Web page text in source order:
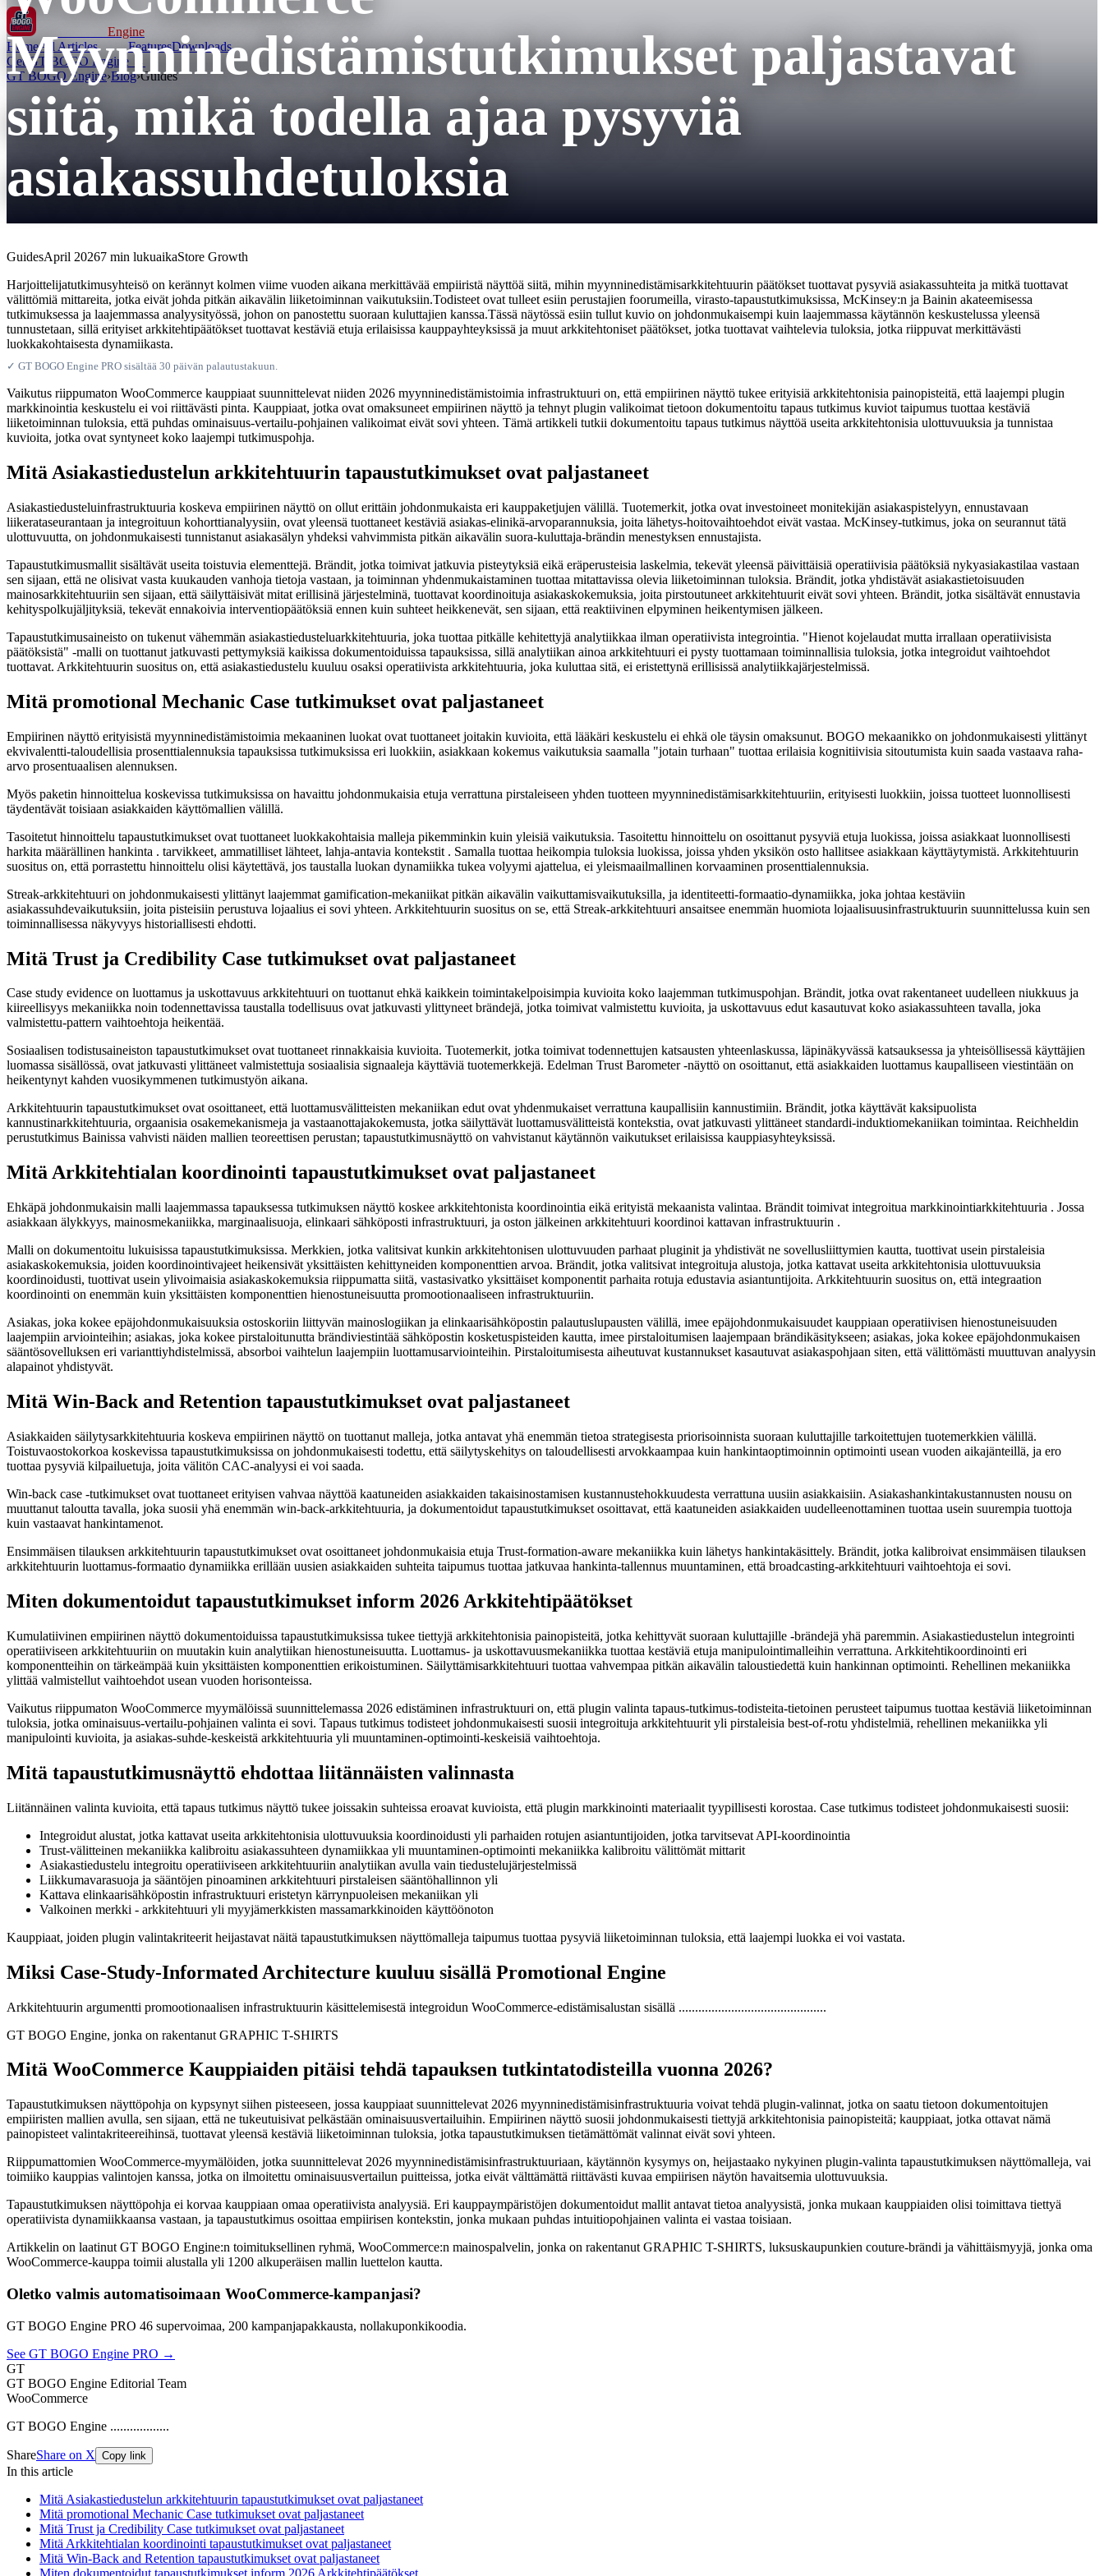
Engine
HomeAll Articles FeaturesDownloads
Get GT BOGO Engine →
GT BOGO Engine›Blog›Guides
Myynninedistämistutkimukset paljastavat
siitä, mikä todella ajaa pysyviä
asiakassuhdetuloksia
GuidesApril 20267 min lukuaikaStore Growth
Harjoittelijatutkimusyhteisö on kerännyt kolmen viime vuoden aikana merkittävää empiiristä näyttöä siitä, mihin myynninedistämisarkkitehtuurin päätökset tuottavat pysyviä asiakassuhteita ja mitkä tuottavat
välittömiä mittareita, jotka eivät johda pitkän aikavälin liiketoiminnan vaikutuksiin.Todisteet ovat tulleet esiin perustajien foorumeilla, virasto-tapaustutkimuksissa, McKinsey:n ja Bainin akateemisessa
tutkimuksessa ja laajemmassa analyysityössä, johon on panostettu suoraan kuluttajien kanssa.Tässä näytössä esiin tullut kuvio on johdonmukaisempi kuin laajemmassa käytännön keskustelussa yleensä
tunnustetaan, sillä erityiset arkkitehtipäätökset tuottavat kestäviä etuja erilaisissa kauppayhteyksissä ja muut arkkitehtoniset päätökset, jotka tuottavat vaihtelevia tuloksia, jotka riippuvat merkittävästi
luokkakohtaisesta dynamiikasta.
✓ GT BOGO Engine PRO sisältää 30 päivän palautustakuun.
Vaikutus riippumaton WooCommerce kauppiaat suunnittelevat niiden 2026 myynninedistämistoimia infrastruktuuri on, että empiirinen näyttö tukee erityisiä arkkitehtonisia painopisteitä, että laajempi plugin
markkinointia keskustelu ei voi riittävästi pinta. Kauppiaat, jotka ovat omaksuneet empiirinen näyttö ja tehnyt plugin valikoimat tietoon dokumentoitu tapaus tutkimus kuviot taipumus tuottaa kestäviä
liiketoiminnan tuloksia, että puhdas ominaisuus-vertailu-pohjainen valikoimat eivät sovi yhteen. Tämä artikkeli tutkii dokumentoitu tapaus tutkimus näyttöä useita arkkitehtonisia ulottuvuuksia ja tunnistaa
kuvioita, jotka ovat syntyneet koko laajempi tutkimuspohja.
Mitä Asiakastiedustelun arkkitehtuurin tapaustutkimukset ovat paljastaneet
Asiakastiedusteluinfrastruktuuria koskeva empiirinen näyttö on ollut erittäin johdonmukaista eri kauppaketjujen välillä. Tuotemerkit, jotka ovat investoineet monitekijän asiakaspistelyyn, ennustavaan
liikerataseurantaan ja integroituun kohorttianalyysiin, ovat yleensä tuottaneet kestäviä asiakas-elinikä-arvoparannuksia, joita lähetys-hoitovaihtoehdot eivät vastaa. McKinsey-tutkimus, joka on seurannut tätä
ulottuvuutta, on johdonmukaisesti tunnistanut asiakasälyn yhdeksi vahvimmista pitkän aikavälin suora-kuluttaja-brändin menestyksen ennustajista.
Tapaustutkimusmallit sisältävät useita toistuvia elementtejä. Brändit, jotka toimivat jatkuvia pisteytyksiä eikä eräperusteisia laskelmia, tekevät yleensä päivittäisiä operatiivisia päätöksiä nykyasiakastilaa vastaan
sen sijaan, että ne olisivat vasta kuukauden vanhoja tietoja vastaan, ja toiminnan yhdenmukaistaminen tuottaa mitattavissa olevia liiketoiminnan tuloksia. Brändit, jotka yhdistävät asiakastietoisuuden
mainosarkkitehtuuriin sen sijaan, että säilyttäisivät mitat erillisinä järjestelminä, tuottavat koordinoituja asiakaskokemuksia, joita pirstoutuneet arkkitehtuurit eivät sovi yhteen. Brändit, jotka sisältävät ennustavia
kehityspolkujäljityksiä, tekevät ennakoivia interventiopäätöksiä ennen kuin suhteet heikkenevät, sen sijaan, että reaktiivinen elpyminen heikentymisen jälkeen.
Tapaustutkimusaineisto on tukenut vähemmän asiakastiedusteluarkkitehtuuria, joka tuottaa pitkälle kehitettyjä analytiikkaa ilman operatiivista integrointia. "Hienot kojelaudat mutta irrallaan operatiivisista
päätöksistä" -malli on tuottanut jatkuvasti pettymyksiä kaikissa dokumentoiduissa tapauksissa, sillä analytiikan ainoa arkkitehtuuri ei pysty tuottamaan toiminnallisia tuloksia, jotka integroidut vaihtoehdot
tuottavat. Arkkitehtuurin suositus on, että asiakastiedustelu kuuluu osaksi operatiivista arkkitehtuuria, joka kuluttaa sitä, ei eristettynä erillisissä analytiikkajärjestelmissä.
Mitä promotional Mechanic Case tutkimukset ovat paljastaneet
Empiirinen näyttö erityisistä myynninedistämistoimia mekaaninen luokat ovat tuottaneet joitakin kuvioita, että lääkäri keskustelu ei ehkä ole täysin omaksunut. BOGO mekaanikko on johdonmukaisesti ylittänyt
ekvivalentti-taloudellisia prosenttialennuksia tapauksissa tutkimuksissa eri luokkiin, asiakkaan kokemus vaikutuksia saamalla "jotain turhaan" tuottaa erilaisia kognitiivisia sitoutumista kuin saada vastaava raha-
arvo prosentuaalisen alennuksen.
Myös paketin hinnoittelua koskevissa tutkimuksissa on havaittu johdonmukaisia etuja verrattuna pirstaleiseen yhden tuotteen myynninedistämisarkkitehtuuriin, erityisesti luokkiin, joissa tuotteet luonnollisesti
täydentävät toisiaan asiakkaiden käyttömallien välillä.
Tasoitetut hinnoittelu tapaustutkimukset ovat tuottaneet luokkakohtaisia malleja pikemminkin kuin yleisiä vaikutuksia. Tasoitettu hinnoittelu on osoittanut pysyviä etuja luokissa, joissa asiakkaat luonnollisesti
harkita määrällinen hankinta . tarvikkeet, ammatilliset lähteet, lahja-antavia kontekstit . Samalla tuottaa heikompia tuloksia luokissa, joissa yhden yksikön osto hallitsee asiakkaan käyttäytymistä. Arkkitehtuurin
suositus on, että porrastettu hinnoittelu olisi käytettävä, jos taustalla luokan dynamiikka tukea volyymi ajattelua, ei yleismaailmallinen korvaaminen prosenttialennuksia.
Streak-arkkitehtuuri on johdonmukaisesti ylittänyt laajemmat gamification-mekaniikat pitkän aikavälin vaikuttamisvaikutuksilla, ja identiteetti-formaatio-dynamiikka, joka johtaa kestäviin
asiakassuhdevaikutuksiin, joita pisteisiin perustuva lojaalius ei sovi yhteen. Arkkitehtuurin suositus on se, että Streak-arkkitehtuuri ansaitsee enemmän huomiota lojaalisuusinfrastruktuurin suunnittelussa kuin sen
toiminnallisessa näkyvyys historiallisesti ehdotti.
Mitä Trust ja Credibility Case tutkimukset ovat paljastaneet
Case study evidence on luottamus ja uskottavuus arkkitehtuuri on tuottanut ehkä kaikkein toimintakelpoisimpia kuvioita koko laajemman tutkimuspohjan. Brändit, jotka ovat rakentaneet uudelleen niukkuus ja
kiireellisyys mekaniikka noin todennettavissa taustalla todellisuus ovat jatkuvasti ylittyneet brändejä, jotka toimivat valmistettu kuvioita, ja uskottavuus edut kasautuvat koko asiakassuhteen tavalla, joka
valmistettu-pattern vaihtoehtoja heikentää.
Sosiaalisen todistusaineiston tapaustutkimukset ovat tuottaneet rinnakkaisia kuvioita. Tuotemerkit, jotka toimivat todennettujen katsausten yhteenlaskussa, läpinäkyvässä katsauksessa ja yhteisöllisessä käyttäjien
luomassa sisällössä, ovat jatkuvasti ylittäneet valmistettuja sosiaalisia signaaleja käyttäviä tuotemerkkejä. Edelman Trust Barometer -näyttö on osoittanut, että asiakkaiden luottamus kaupalliseen viestintään on
heikentynyt kahden vuosikymmenen tutkimustyön aikana.
Arkkitehtuurin tapaustutkimukset ovat osoittaneet, että luottamusvälitteisten mekaniikan edut ovat yhdenmukaiset verrattuna kaupallisiin kannustimiin. Brändit, jotka käyttävät kaksipuolista
kannustinarkkitehtuuria, orgaanisia osakemekanismeja ja vastaanottajakokemusta, jotka säilyttävät luottamusvälitteistä kontekstia, ovat jatkuvasti ylittäneet standardi-induktiomekaniikan toimintaa. Reichheldin
perustutkimus Bainissa vahvisti näiden mallien teoreettisen perustan; tapaustutkimusnäyttö on vahvistanut käytännön vaikutukset erilaisissa kauppiasyhteyksissä.
Mitä Arkkitehtialan koordinointi tapaustutkimukset ovat paljastaneet
Ehkäpä johdonmukaisin malli laajemmassa tapauksessa tutkimuksen näyttö koskee arkkitehtonista koordinointia eikä erityistä mekaanista valintaa. Brändit toimivat integroitua markkinointiarkkitehtuuria . Jossa
asiakkaan älykkyys, mainosmekaniikka, marginaalisuoja, elinkaari sähköposti infrastruktuuri, ja oston jälkeinen arkkitehtuuri koordinoi kattavan infrastruktuurin .
Malli on dokumentoitu lukuisissa tapaustutkimuksissa. Merkkien, jotka valitsivat kunkin arkkitehtonisen ulottuvuuden parhaat pluginit ja yhdistivät ne sovellusliittymien kautta, tuottivat usein pirstaleisia
asiakaskokemuksia, joiden koordinointivajeet heikensivät yksittäisten kehittyneiden komponenttien arvoa. Brändit, jotka valitsivat integroituja alustoja, jotka kattavat useita arkkitehtonisia ulottuvuuksia
koordinoidusti, tuottivat usein ylivoimaisia asiakaskokemuksia riippumatta siitä, vastasivatko yksittäiset komponentit parhaita rotuja edustavia asiantuntijoita. Arkkitehtuurin suositus on, että integraation
koordinointi on enemmän kuin yksittäisten komponenttien hienostuneisuutta promootionaaliseen infrastruktuuriin.
Asiakas, joka kokee epäjohdonmukaisuuksia ostoskoriin liittyvän mainoslogiikan ja elinkaarisähköpostin palautuslupausten välillä, imee epäjohdonmukaisuudet kauppiaan operatiivisen hienostuneisuuden
laajempiin arviointeihin; asiakas, joka kokee pirstaloitunutta brändiviestintää sähköpostin kosketuspisteiden kautta, imee pirstaloitumisen laajempaan brändikäsitykseen; asiakas, joka kokee epäjohdonmukaisen
sääntösovelluksen eri varianttiyhdistelmissä, absorboi vaihtelun laajempiin luottamusarviointeihin. Pirstaloitumisesta aiheutuvat kustannukset kasautuvat asiakaspohjaan siten, että välittömästi muuttuvan analyysin
alapainot yhdistyvät.
Mitä Win-Back and Retention tapaustutkimukset ovat paljastaneet
Asiakkaiden säilytysarkkitehtuuria koskeva empiirinen näyttö on tuottanut malleja, jotka antavat yhä enemmän tietoa strategisesta priorisoinnista suoraan kuluttajille tarkoitettujen tuotemerkkien välillä.
Toistuvaostokorkoa koskevissa tapaustutkimuksissa on johdonmukaisesti todettu, että säilytyskehitys on taloudellisesti arvokkaampaa kuin hankintaoptimoinnin optimointi usean vuoden aikajänteillä, ja ero
tuottaa pysyviä kilpailuetuja, joita välitön CAC-analyysi ei voi saada.
Win-back case -tutkimukset ovat tuottaneet erityisen vahvaa näyttöä kaatuneiden asiakkaiden takaisinostamisen kustannustehokkuudesta verrattuna uusiin asiakkaisiin. Asiakashankintakustannusten nousu on
muuttanut taloutta tavalla, joka suosii yhä enemmän win-back-arkkitehtuuria, ja dokumentoidut tapaustutkimukset osoittavat, että kaatuneiden asiakkaiden uudelleenottaminen tuottaa usein suurempia tuottoja
kuin vastaavat hankintamenot.
Ensimmäisen tilauksen arkkitehtuurin tapaustutkimukset ovat osoittaneet johdonmukaisia etuja Trust-formation-aware mekaniikka kuin lähetys hankintakäsittely. Brändit, jotka kalibroivat ensimmäisen tilauksen
arkkitehtuurin luottamus-formaatio dynamiikka erillään uusien asiakkaiden suhteita taipumus tuottaa jatkuvaa hankinta-tallennus muuntaminen, että broadcasting-arkkitehtuuri vaihtoehtoja ei sovi.
Miten dokumentoidut tapaustutkimukset inform 2026 Arkkitehtipäätökset
Kumulatiivinen empiirinen näyttö dokumentoiduissa tapaustutkimuksissa tukee tiettyjä arkkitehtonisia painopisteitä, jotka kehittyvät suoraan kuluttajille -brändejä yhä paremmin. Asiakastiedustelun integrointi
operatiiviseen arkkitehtuuriin on muutakin kuin analytiikan hienostuneisuutta. Luottamus- ja uskottavuusmekaniikka tuottaa kestäviä etuja manipulointimalleihin verrattuna. Arkkitehtikoordinointi eri
komponentteihin on tärkeämpää kuin yksittäisten komponenttien erikoistuminen. Säilyttämisarkkitehtuuri tuottaa vahvempaa pitkän aikavälin taloustiedettä kuin hankinnan optimointi. Rehellinen mekaniikka
ylittää valmistellut vaihtoehdot usean vuoden horisonteissa.
Vaikutus riippumaton WooCommerce myymälöissä suunnittelemassa 2026 edistäminen infrastruktuuri on, että plugin valinta tapaus-tutkimus-todisteita-tietoinen perusteet taipumus tuottaa kestäviä liiketoiminnan
tuloksia, jotka ominaisuus-vertailu-pohjainen valinta ei sovi. Tapaus tutkimus todisteet johdonmukaisesti suosii integroituja arkkitehtuurit yli pirstaleisia best-of-rotu yhdistelmiä, rehellinen mekaniikka yli
manipulointi kuvioita, ja asiakas-suhde-keskeistä arkkitehtuuria yli muuntaminen-optimointi-keskeisiä vaihtoehtoja.
Mitä tapaustutkimusnäyttö ehdottaa liitännäisten valinnasta
Liitännäinen valinta kuvioita, että tapaus tutkimus näyttö tukee joissakin suhteissa eroavat kuvioista, että plugin markkinointi materiaalit tyypillisesti korostaa. Case tutkimus todisteet johdonmukaisesti suosii:
Integroidut alustat, jotka kattavat useita arkkitehtonisia ulottuvuuksia koordinoidusti yli parhaiden rotujen asiantuntijoiden, jotka tarvitsevat API-koordinointia
Trust-välitteinen mekaniikka kalibroitu asiakassuhteen dynamiikkaa yli muuntaminen-optimointi mekaniikka kalibroitu välittömät mittarit
Asiakastiedustelu integroitu operatiiviseen arkkitehtuuriin analytiikan avulla vain tiedustelujärjestelmissä
Liikkumavarasuoja ja sääntöjen pinoaminen arkkitehtuuri pirstaleisen sääntöhallinnon yli
Kattava elinkaarisähköpostin infrastruktuuri eristetyn kärrynpuoleisen mekaniikan yli
Valkoinen merkki - arkkitehtuuri yli myyjämerkkisten massamarkkinoiden käyttöönoton
Kauppiaat, joiden plugin valintakriteerit heijastavat näitä tapaustutkimuksen näyttömalleja taipumus tuottaa pysyviä liiketoiminnan tuloksia, että laajempi luokka ei voi vastata.
Miksi Case-Study-Informated Architecture kuuluu sisällä Promotional Engine
Arkkitehtuurin argumentti promootionaalisen infrastruktuurin käsittelemisestä integroidun WooCommerce-edistämisalustan sisällä .............................................
GT BOGO Engine, jonka on rakentanut GRAPHIC T-SHIRTS
Mitä WooCommerce Kauppiaiden pitäisi tehdä tapauksen tutkintatodisteilla vuonna 2026?
Tapaustutkimuksen näyttöpohja on kypsynyt siihen pisteeseen, jossa kauppiaat suunnittelevat 2026 myynninedistämisinfrastruktuuria voivat tehdä plugin-valinnat, jotka on saatu tietoon dokumentoitujen
empiiristen mallien avulla, sen sijaan, että ne tukeutuisivat pelkästään ominaisuusvertailuihin. Empiirinen näyttö suosii johdonmukaisesti tiettyjä arkkitehtonisia painopisteitä; kauppiaat, jotka ottavat nämä
painopisteet valintakriteereihinsä, tuottavat yleensä kestäviä liiketoiminnan tuloksia, jotka tapaustutkimuksen tietämättömät valinnat eivät sovi yhteen.
Riippumattomien WooCommerce-myymälöiden, jotka suunnittelevat 2026 myynninedistämisinfrastruktuuriaan, käytännön kysymys on, heijastaako nykyinen plugin-valinta tapaustutkimuksen näyttömalleja, vai
toimiiko kauppias valintojen kanssa, jotka on ilmoitettu ominaisuusvertailun puitteissa, jotka eivät välttämättä riittävästi kuvaa empiirisen näytön havaitsemia ulottuvuuksia.
Tapaustutkimuksen näyttöpohja ei korvaa kauppiaan omaa operatiivista analyysiä. Eri kauppaympäristöjen dokumentoidut mallit antavat tietoa analyysistä, jonka mukaan kauppiaiden olisi toimittava tiettyä
operatiivista dynamiikkaansa vastaan, ja tapaustutkimus osoittaa empiirisen kontekstin, jonka mukaan puhdas intuitiopohjainen valinta ei vastaa toisiaan.
Artikkelin on laatinut GT BOGO Engine:n toimituksellinen ryhmä, WooCommerce:n mainospalvelin, jonka on rakentanut GRAPHIC T-SHIRTS, luksuskaupunkien couture-brändi ja vähittäismyyjä, jonka oma
WooCommerce-kauppa toimii alustalla yli 1200 alkuperäisen mallin luettelon kautta.
Oletko valmis automatisoimaan WooCommerce-kampanjasi?
GT BOGO Engine PRO 46 supervoimaa, 200 kampanjapakkausta, nollakuponkikoodia.
See GT BOGO Engine PRO →
GT
GT BOGO Engine Editorial Team
WooCommerce
GT BOGO Engine ..................
ShareShare on X Copy link
In this article
Mitä Asiakastiedustelun arkkitehtuurin tapaustutkimukset ovat paljastaneet
Mitä promotional Mechanic Case tutkimukset ovat paljastaneet
Mitä Trust ja Credibility Case tutkimukset ovat paljastaneet
Mitä Arkkitehtialan koordinointi tapaustutkimukset ovat paljastaneet
Mitä Win-Back and Retention tapaustutkimukset ovat paljastaneet
Miten dokumentoidut tapaustutkimukset inform 2026 Arkkitehtipäätökset